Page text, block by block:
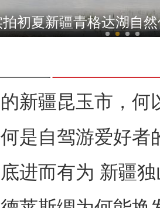
疆兵团级“全民数字素养
拍初夏新疆青格达湖自
新疆昆玉市，何
是自驾游爱好者
进而有为 新疆